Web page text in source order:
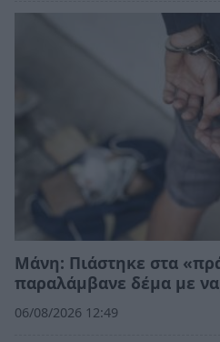
Μάνη: Πιάστηκε στα
παραλάμβανε δέμα με
06/08/2026 12:49